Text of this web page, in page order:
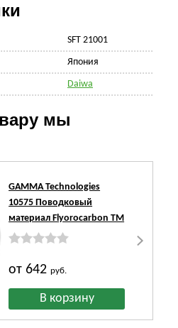
SFT 21001
Япония
Daiwa
мы
GAMMA Technologies
10575 Поводковый
материал Flyorocarbon TM
от 642руб.